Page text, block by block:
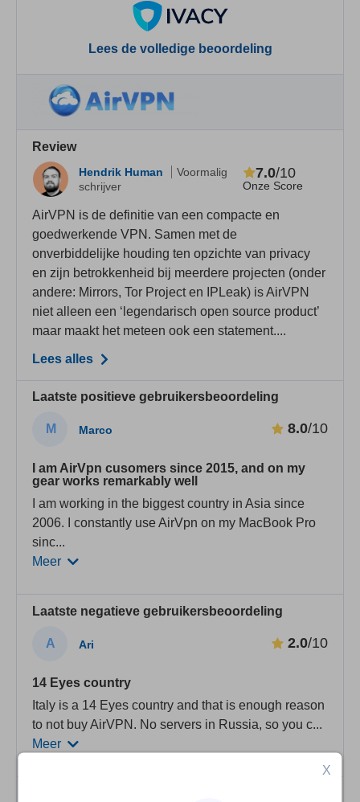
Lees de volledige beoordeling
Review
Hendrik Human
Voormalig
schrijver
Onze Score
7.0/10
AirVPN is de definitie van een compacte en
goedwerkende VPN. Samen met de
onverbiddelijke houding ten opzichte van privacy
en zijn betrokkenheid bij meerdere projecten (onder
andere: Mirrors, Tor Project en IPLeak) is AirVPN
niet alleen een ‘legendarisch open source product’
maar maakt het meteen ook een statement....
Lees alles
Laatste positieve gebruikersbeoordeling
M Marco 8.0/10
I am AirVpn cusomers since 2015, and on my
gear works remarkably well
I am working in the biggest country in Asia since
2006. I constantly use AirVpn on my MacBook Pro
sinc...
Meer
Laatste negatieve gebruikersbeoordeling
A Ari 2.0/10
14 Eyes country
Italy is a 14 Eyes country and that is enough reason
to not buy AirVPN. No servers in Russia, so you c...
Meer
X